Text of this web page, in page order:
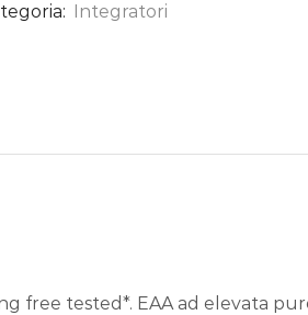
Integratori
free tested*. EAA ad elevata